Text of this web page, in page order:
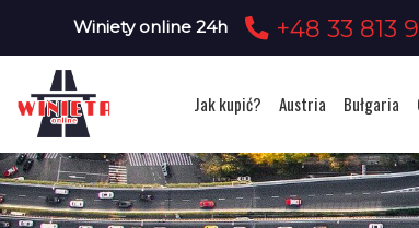
Winiety online 24h +48 33 813
Jak kupić? Austria Bułgaria